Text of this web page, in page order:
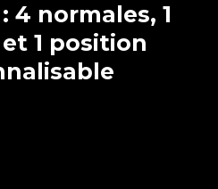
1 position